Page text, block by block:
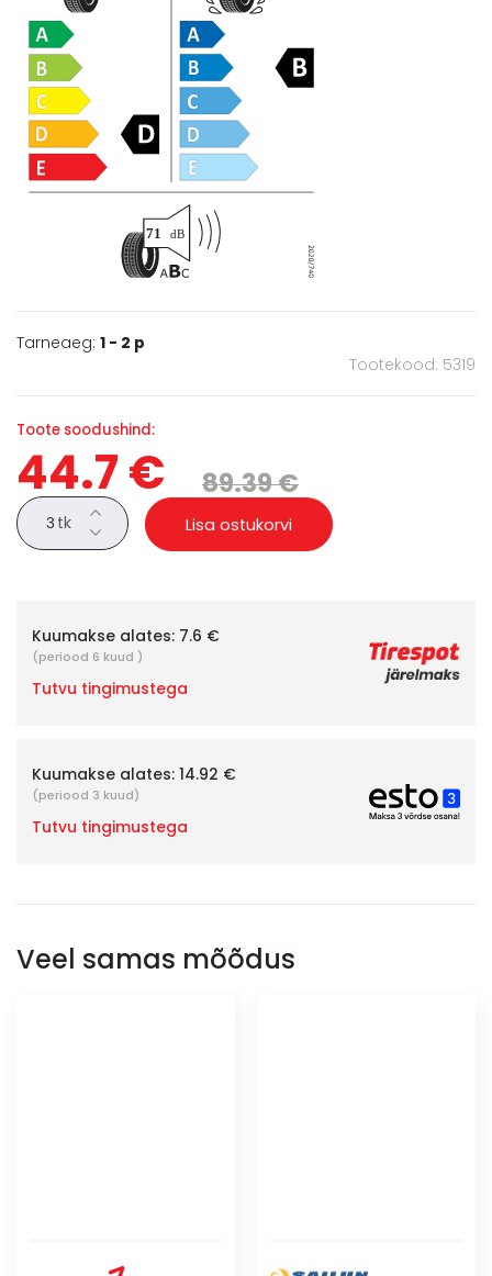
Tarneaeg: 1 - 2 p
Tootekood: 5319
Toote soodushind:
44.7 € 89.39 €
tk Lisa ostukorvi
Kuumakse alates: 7.6 €
(periood 6 kuud )
Tutvu tingimustega
Kuumakse alates: 14.92 €
(periood 3 kuud)
Tutvu tingimustega
Veel samas mõõdus